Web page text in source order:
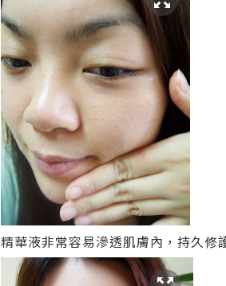
精華液非常容易滲透肌膚內，持久修